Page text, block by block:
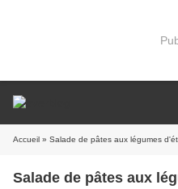
Accueil » Salade de pâtes aux légumes
Salade de pâtes aux